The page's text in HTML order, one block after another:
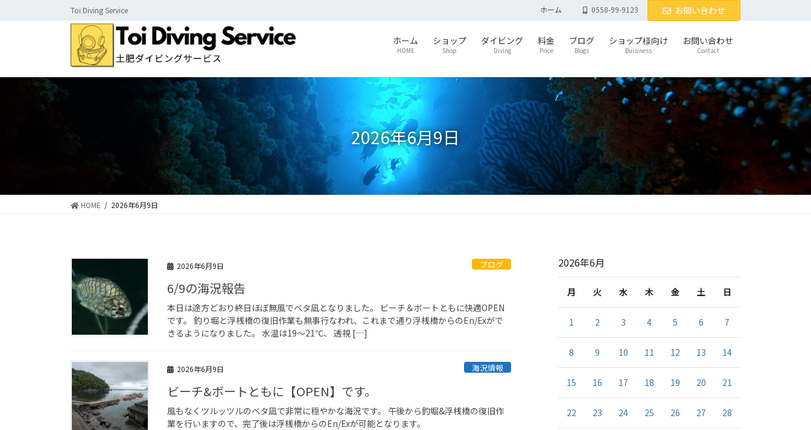
ン
に
ビ
ョ
Toi Diving Service ホーム 0558-99-9123 お問い合わせ
ホーム
HOME
ショップ
Shop
ダイビング
Diving
料金
Price
ブログ
Blogs
ショップ様向け
Buisiness
お問い合わせ
Contact
2026年6月9日
HOME 2026年6月9日
2026年6月9日 ブログ
6/9の海況報告
本日は途方どおり終日ほぼ無風でベタ凪となりました。 ビーチ＆ボートともに快適OPEN
です。 釣り堀と浮桟橋の復旧作業も無事行なわれ、これまで通り浮桟橋からのEn/Exがで
きるようになりました。 水温は19～21℃、 透視 […]
2026年6月9日 海況情報
ビーチ&ボートともに【OPEN】です。
風もなくツルッツルのベタ凪で非常に穏やかな海況です。 午後から釣堀&浮桟橋の復旧作
業を行いますので、完了後は浮桟橋からのEn/Exが可能となります。
2026年6月
月 火 水 木 金 土 日
1 2 3 4 5 6 7
8 9 10 11 12 13 14
15 16 17 18 19 20 21
22 23 24 25 26 27 28